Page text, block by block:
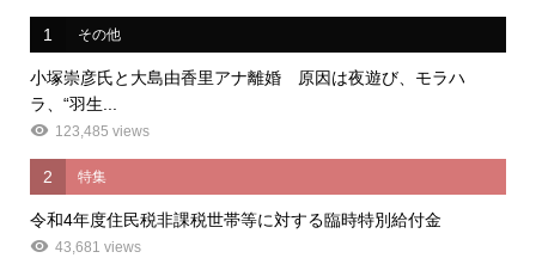
1 その他
小塚崇彦氏と大島由香里アナ離婚 原因は夜遊び、モラハ
ラ、“羽生...
123,485 views
2 特集
令和4年度住民税非課税世帯等に対する臨時特別給付金
43,681 views